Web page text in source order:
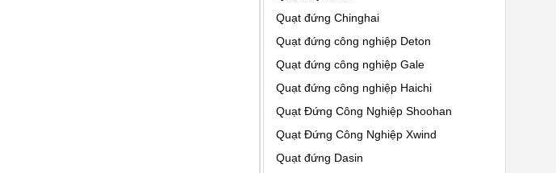
Quạt đứng Chinghai
Quạt đứng công nghiệp Deton
Quạt đứng công nghiệp Gale
Quạt đứng công nghiệp Haichi
Quạt Đứng Công Nghiệp Shoohan
Quạt Đứng Công Nghiệp Xwind
Quạt đứng Dasin